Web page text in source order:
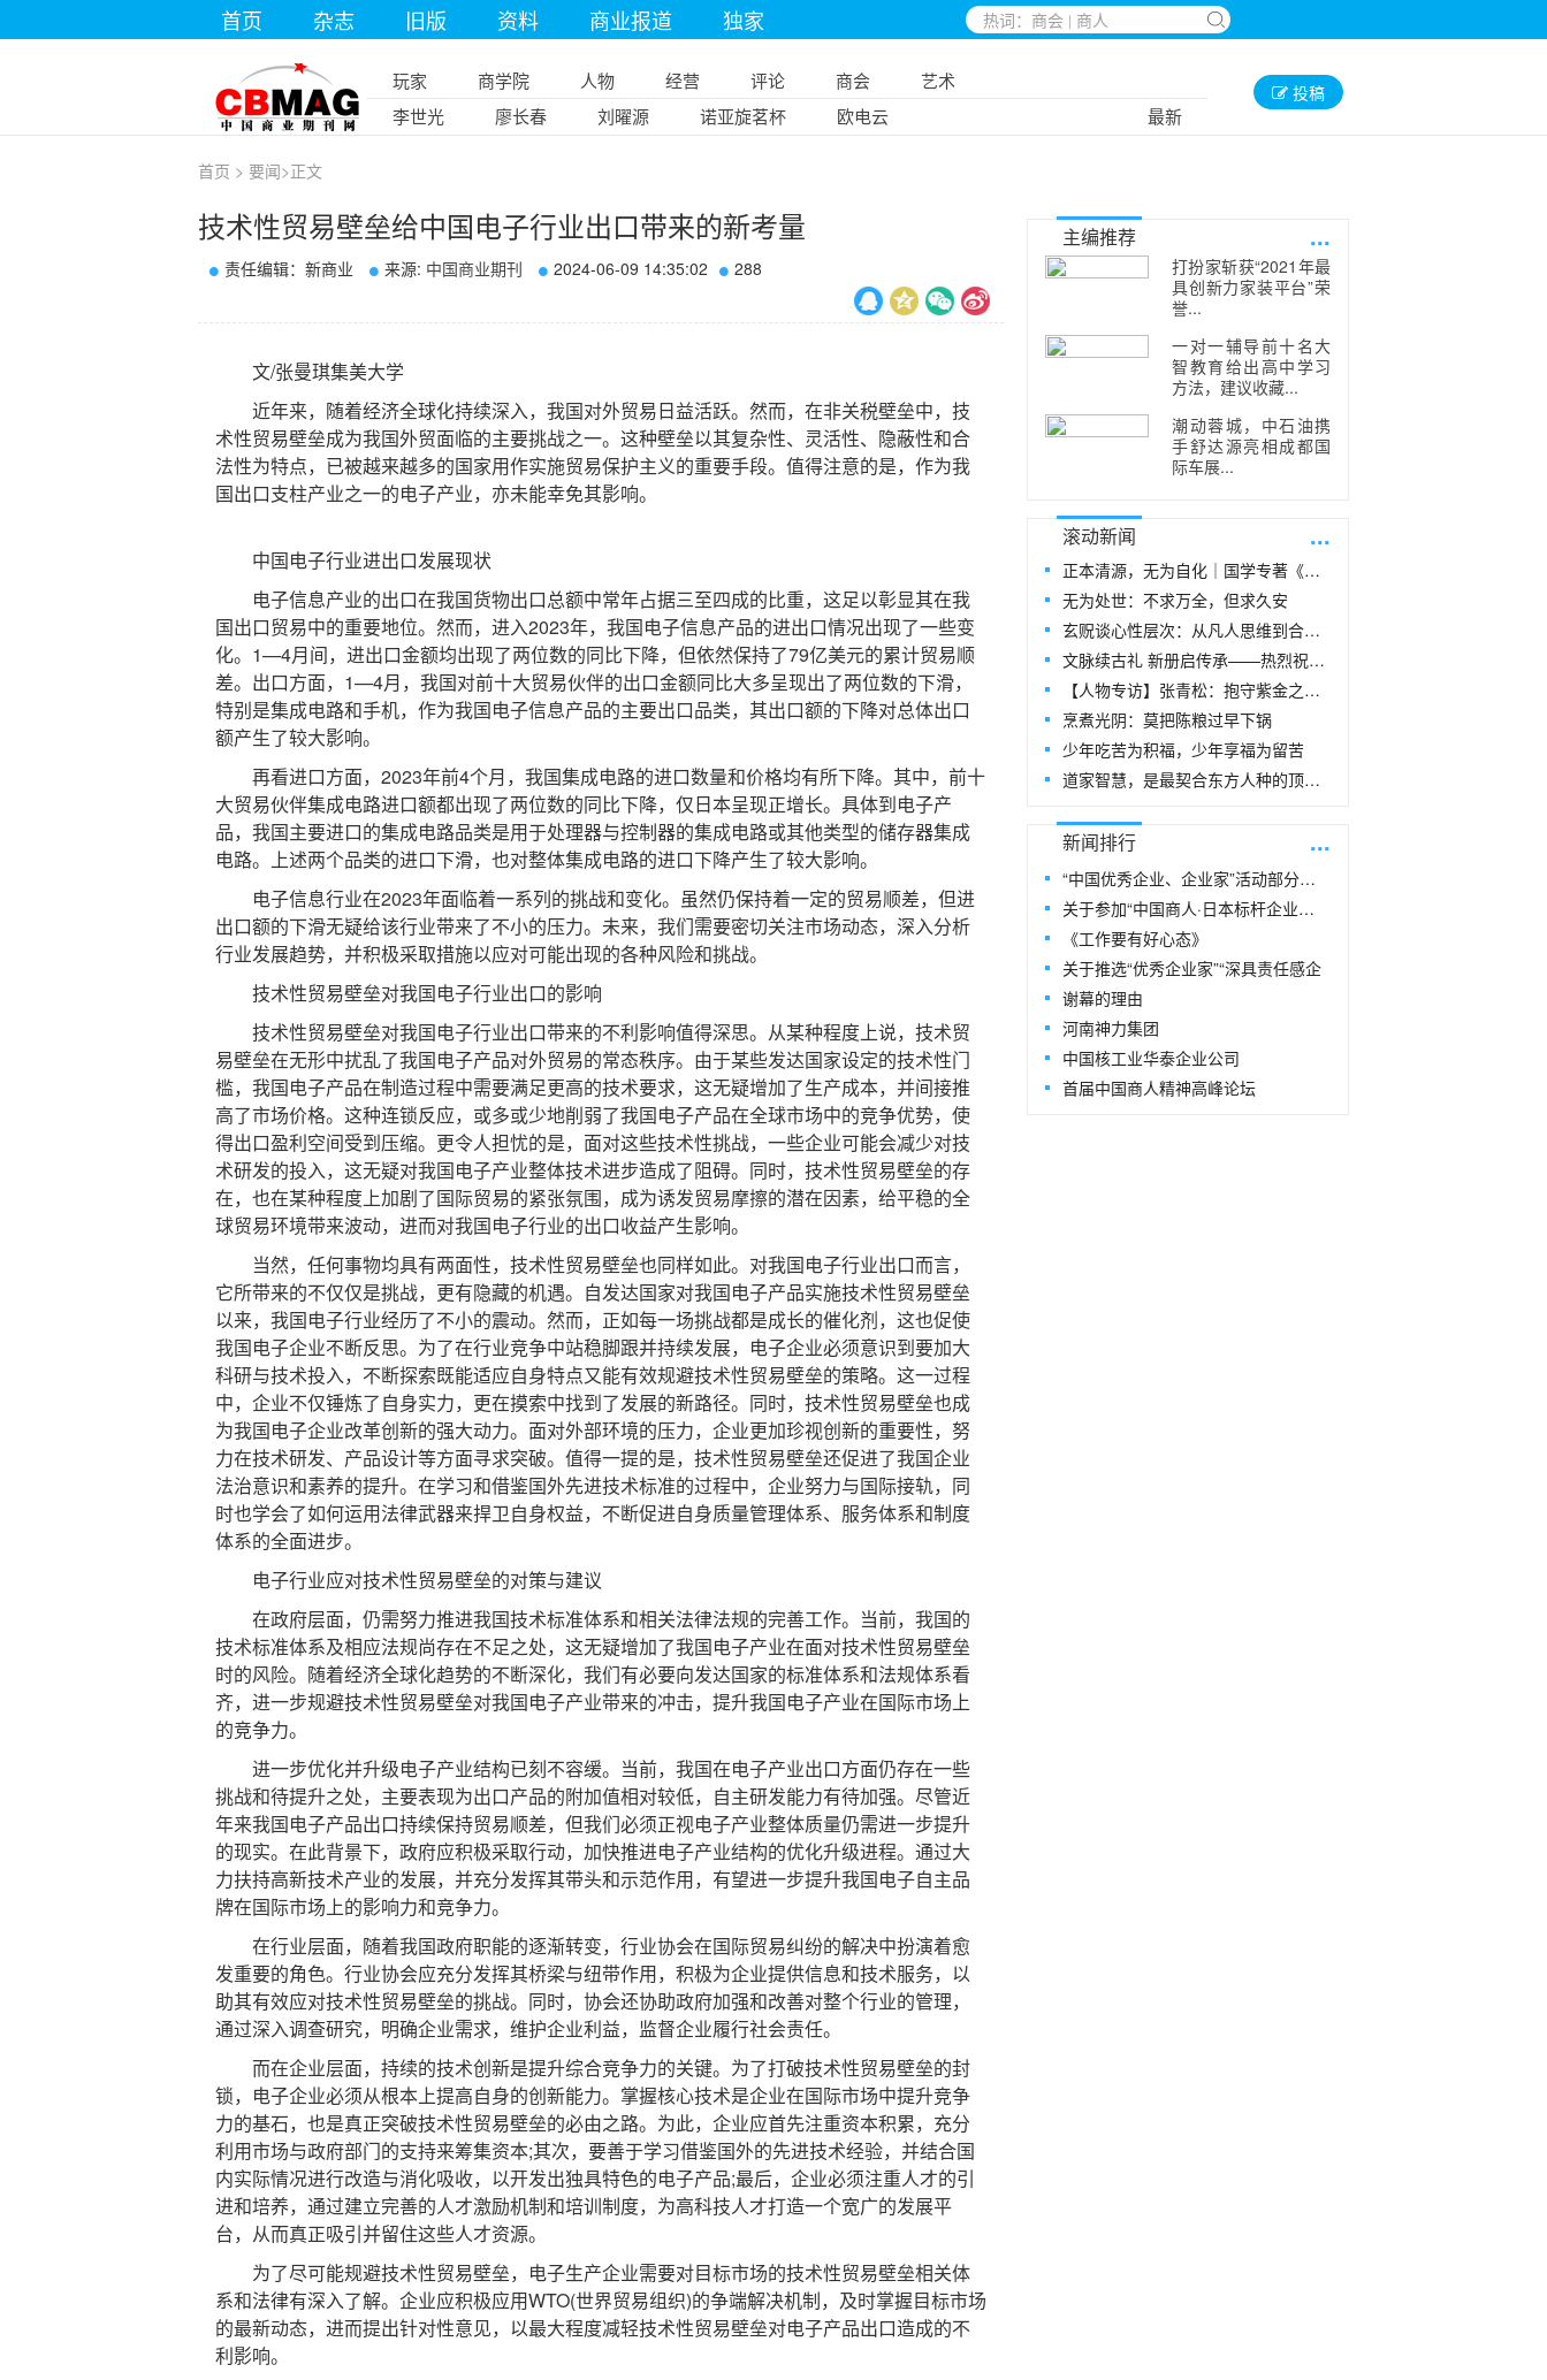
首页 杂志 旧版 资料 商业报道 独家
玩家 商学院 人物 经营 评论 商会
艺术
李世光
廖长春 刘曜源 诺亚旋茗杯 欧电云 最新
投稿
首页 > 要闻>正文
技术性贸易壁垒给中国电子行业出口带来的新考量
责任编辑：新商业 来源: 中国商业期刊 2024-06-09 14:35:02 288
文/张曼琪集美大学
近年来，随着经济全球化持续深入，我国对外贸易日益活跃。然而，在非关税壁垒中，技
术性贸易壁垒成为我国外贸面临的主要挑战之一。这种壁垒以其复杂性、灵活性、隐蔽性和合
法性为特点，已被越来越多的国家用作实施贸易保护主义的重要手段。值得注意的是，作为我
国出口支柱产业之一的电子产业，亦未能幸免其影响。
中国电子行业进出口发展现状
电子信息产业的出口在我国货物出口总额中常年占据三至四成的比重，这足以彰显其在我
国出口贸易中的重要地位。然而，进入2023年，我国电子信息产品的进出口情况出现了一些变
化。1—4月间，进出口金额均出现了两位数的同比下降，但依然保持了79亿美元的累计贸易顺
差。出口方面，1—4月，我国对前十大贸易伙伴的出口金额同比大多呈现出了两位数的下滑，
特别是集成电路和手机，作为我国电子信息产品的主要出口品类，其出口额的下降对总体出口
额产生了较大影响。
再看进口方面，2023年前4个月，我国集成电路的进口数量和价格均有所下降。其中，前十
大贸易伙伴集成电路进口额都出现了两位数的同比下降，仅日本呈现正增长。具体到电子产
品，我国主要进口的集成电路品类是用于处理器与控制器的集成电路或其他类型的储存器集成
电路。上述两个品类的进口下滑，也对整体集成电路的进口下降产生了较大影响。
电子信息行业在2023年面临着一系列的挑战和变化。虽然仍保持着一定的贸易顺差，但进
出口额的下滑无疑给该行业带来了不小的压力。未来，我们需要密切关注市场动态，深入分析
行业发展趋势，并积极采取措施以应对可能出现的各种风险和挑战。
技术性贸易壁垒对我国电子行业出口的影响
技术性贸易壁垒对我国电子行业出口带来的不利影响值得深思。从某种程度上说，技术贸
易壁垒在无形中扰乱了我国电子产品对外贸易的常态秩序。由于某些发达国家设定的技术性门
槛，我国电子产品在制造过程中需要满足更高的技术要求，这无疑增加了生产成本，并间接推
高了市场价格。这种连锁反应，或多或少地削弱了我国电子产品在全球市场中的竞争优势，使
得出口盈利空间受到压缩。更令人担忧的是，面对这些技术性挑战，一些企业可能会减少对技
术研发的投入，这无疑对我国电子产业整体技术进步造成了阻碍。同时，技术性贸易壁垒的存
在，也在某种程度上加剧了国际贸易的紧张氛围，成为诱发贸易摩擦的潜在因素，给平稳的全
球贸易环境带来波动，进而对我国电子行业的出口收益产生影响。
当然，任何事物均具有两面性，技术性贸易壁垒也同样如此。对我国电子行业出口而言，
它所带来的不仅仅是挑战，更有隐藏的机遇。自发达国家对我国电子产品实施技术性贸易壁垒
以来，我国电子行业经历了不小的震动。然而，正如每一场挑战都是成长的催化剂，这也促使
我国电子企业不断反思。为了在行业竞争中站稳脚跟并持续发展，电子企业必须意识到要加大
科研与技术投入，不断探索既能适应自身特点又能有效规避技术性贸易壁垒的策略。这一过程
中，企业不仅锤炼了自身实力，更在摸索中找到了发展的新路径。同时，技术性贸易壁垒也成
为我国电子企业改革创新的强大动力。面对外部环境的压力，企业更加珍视创新的重要性，努
力在技术研发、产品设计等方面寻求突破。值得一提的是，技术性贸易壁垒还促进了我国企业
法治意识和素养的提升。在学习和借鉴国外先进技术标准的过程中，企业努力与国际接轨，同
时也学会了如何运用法律武器来捍卫自身权益，不断促进自身质量管理体系、服务体系和制度
体系的全面进步。
电子行业应对技术性贸易壁垒的对策与建议
在政府层面，仍需努力推进我国技术标准体系和相关法律法规的完善工作。当前，我国的
技术标准体系及相应法规尚存在不足之处，这无疑增加了我国电子产业在面对技术性贸易壁垒
时的风险。随着经济全球化趋势的不断深化，我们有必要向发达国家的标准体系和法规体系看
齐，进一步规避技术性贸易壁垒对我国电子产业带来的冲击，提升我国电子产业在国际市场上
的竞争力。
进一步优化并升级电子产业结构已刻不容缓。当前，我国在电子产业出口方面仍存在一些
挑战和待提升之处，主要表现为出口产品的附加值相对较低，自主研发能力有待加强。尽管近
年来我国电子产品出口持续保持贸易顺差，但我们必须正视电子产业整体质量仍需进一步提升
的现实。在此背景下，政府应积极采取行动，加快推进电子产业结构的优化升级进程。通过大
力扶持高新技术产业的发展，并充分发挥其带头和示范作用，有望进一步提升我国电子自主品
牌在国际市场上的影响力和竞争力。
在行业层面，随着我国政府职能的逐渐转变，行业协会在国际贸易纠纷的解决中扮演着愈
发重要的角色。行业协会应充分发挥其桥梁与纽带作用，积极为企业提供信息和技术服务，以
助其有效应对技术性贸易壁垒的挑战。同时，协会还协助政府加强和改善对整个行业的管理，
通过深入调查研究，明确企业需求，维护企业利益，监督企业履行社会责任。
而在企业层面，持续的技术创新是提升综合竞争力的关键。为了打破技术性贸易壁垒的封
锁，电子企业必须从根本上提高自身的创新能力。掌握核心技术是企业在国际市场中提升竞争
力的基石，也是真正突破技术性贸易壁垒的必由之路。为此，企业应首先注重资本积累，充分
利用市场与政府部门的支持来筹集资本;其次，要善于学习借鉴国外的先进技术经验，并结合国
内实际情况进行改造与消化吸收，以开发出独具特色的电子产品;最后，企业必须注重人才的引
进和培养，通过建立完善的人才激励机制和培训制度，为高科技人才打造一个宽广的发展平
台，从而真正吸引并留住这些人才资源。
为了尽可能规避技术性贸易壁垒，电子生产企业需要对目标市场的技术性贸易壁垒相关体
系和法律有深入了解。企业应积极应用WTO(世界贸易组织)的争端解决机制，及时掌握目标市场
的最新动态，进而提出针对性意见，以最大程度减轻技术性贸易壁垒对电子产品出口造成的不
利影响。
主编推荐 ...
打扮家斩获“2021年最
具创新力家装平台”荣
誉...
一对一辅导前十名大
智教育给出高中学习
方法，建议收藏...
潮动蓉城，中石油携
手舒达源亮相成都国
际车展...
滚动新闻 ...
正本清源，无为自化｜国学专著《玄贶思想》
无为处世：不求万全，但求久安
玄贶谈心性层次：从凡人思维到合道思维
文脉续古礼 新册启传承——热烈祝贺玄
【人物专访】张青松：抱守紫金之阳，在周易
烹煮光阴：莫把陈粮过早下锅
少年吃苦为积福，少年享福为留苦
道家智慧，是最契合东方人种的顶级生命指
新闻排行 ...
“中国优秀企业、企业家”活动部分风采
关于参加“中国商人·日本标杆企业研修
《工作要有好心态》
关于推选“优秀企业家”“深具责任感企
谢幕的理由
河南神力集团
中国核工业华泰企业公司
首届中国商人精神高峰论坛